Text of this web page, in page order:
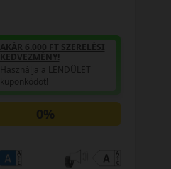
AKÁR 6.000 FT SZERELÉSI
KEDVEZMÉNY!
Használja a LENDÜLET
kuponkódot!
0%